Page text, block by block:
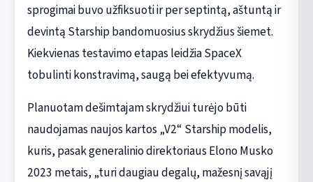
sprogimai buvo užfiksuoti ir per septintą, aštuntą ir
devintą Starship bandomuosius skrydžius šiemet.
Kiekvienas testavimo etapas leidžia SpaceX
tobulinti konstravimą, saugą bei efektyvumą.
Planuotam dešimtajam skrydžiui turėjo būti
naudojamas naujos kartos „V2“ Starship modelis,
kuris, pasak generalinio direktoriaus Elono Musko
2023 metais, „turi daugiau degalų, mažesnį savąjį